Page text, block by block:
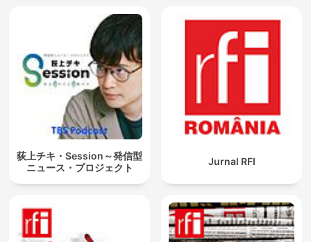
荻上チキ・Session～発信型
ニュース・プロジェクト
Jurnal RFI